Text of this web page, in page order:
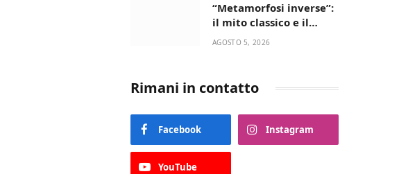
“Metamorfosi inverse”:
il mito classico e il
riscatto femminile
AGOSTO 5, 2026
Rimani in contatto
Facebook Instagram
YouTube